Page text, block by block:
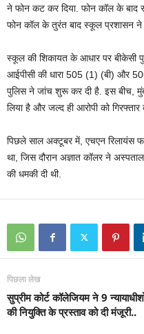
ने फोन कट कर दिया. फोन कॉल के बाद
फोन कॉल के तुरंत बाद स्कूल प्रशासन ने
स्कूल की शिकायत के आधार पर
आईपीसी की धारा 505 (1) (बी) और
पुलिस ने जांच शुरू कर दी है. इस बीच,
लिया है और जल्द ही आरोपी को गिरफ्तार
पिछले साल अक्टूबर में, एचएन रिलायंस
था, जिस दौरान अज्ञात कॉलर ने
की धमकी दी थी.
पिछला लेख
सुप्रीम कोर्ट कॉलेजियम ने 9
की नियुक्ति के प्रस्ताव को दी मंजूरी..